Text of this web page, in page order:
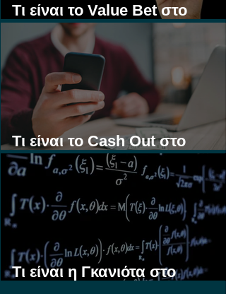
Τι είναι το Value Bet στο
Στοίχημα;
Τι είναι το Cash Out στο
Στοίχημα;
Τι είναι η Γκανιότα στο